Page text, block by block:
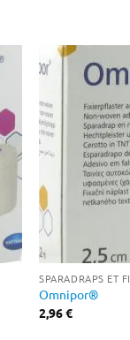
SPARADRAPS ET
Omnipor®
2,96€